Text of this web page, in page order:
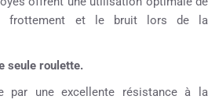
frottement et le bruit lors de la
seule roulette.
par une excellente résistance à la